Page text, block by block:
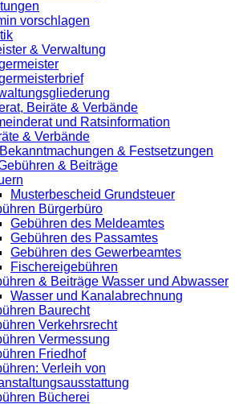
vorschlagen
& Verwaltung
Beiräte & Verbände
und Ratsinformation
& Verbände
& Festsetzungen
& Beiträge
Musterbescheid Grundsteuer
Bürgerbüro
Gebühren des Meldeamtes
Gebühren des Passamtes
Gebühren des Gewerbeamtes
Fischereigebühren
& Beiträge Wasser und Abwasser
Wasser und Kanalabrechnung
Baurecht
Verkehrsrecht
Vermessung
Friedhof
Verleih von
Bücherei